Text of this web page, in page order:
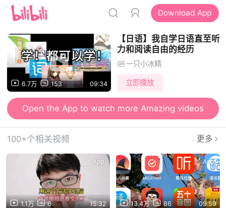
Download App
6.7万 153 09:34
【日语】我自学日语直至听
力和阅读自由的经历
一只小冰精
立即播放
Open the App to watch more Amazing videos
100+个相关视频 更多
1.1万 6 15:32
App
13.4万 86 09:59
App